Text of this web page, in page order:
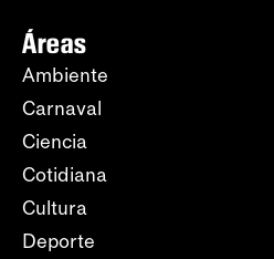
Áreas
Ambiente
Carnaval
Ciencia
Cotidiana
Cultura
Deporte